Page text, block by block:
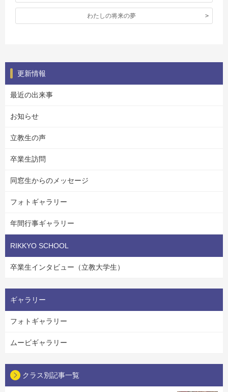
わたしの将来の夢
更新情報
最近の出来事
お知らせ
立教生の声
卒業生訪問
同窓生からのメッセージ
フォトギャラリー
年間行事ギャラリー
RIKKYO SCHOOL
卒業生インタビュー（立教大学生）
ギャラリー
フォトギャラリー
ムービギャラリー
クラス別記事一覧